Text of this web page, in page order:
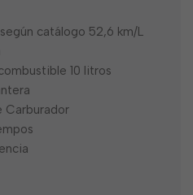
catálogo 52,6 km/L
10 litros
Carburador